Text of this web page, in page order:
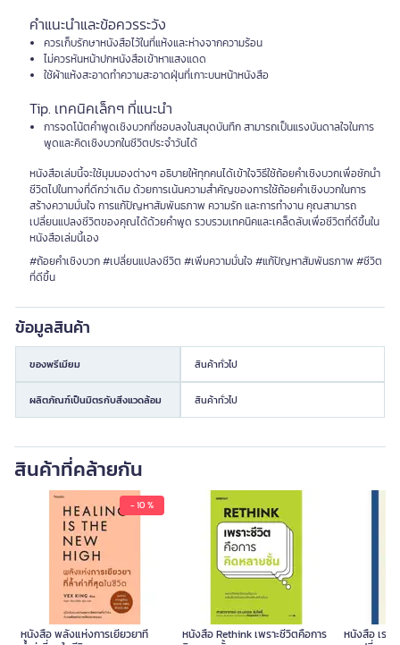
คำแนะนำและข้อควรระวัง
ควรเก็บรักษาหนังสือไว้ในที่แห้งและห่างจากความร้อน
ไม่ควรหันหน้าปกหนังสือเข้าหาแสงแดด
ใช้ผ้าแห้งสะอาดทำความสะอาดฝุ่นที่เกาะบนหน้าหนังสือ
Tip. เทคนิคเล็กๆ ที่แนะนำ
การจดโน้ตคำพูดเชิงบวกที่ชอบลงในสมุดบันทึก สามารถเป็นแรงบันดาลใจในการ
พูดและคิดเชิงบวกในชีวิตประจำวันได้
หนังสือเล่มนี้จะใช้มุมมองต่างๆ อธิบายให้ทุกคนได้เข้าใจวิธีใช้ถ้อยคำเชิงบวกเพื่อชักนำ
ชีวิตไปในทางที่ดีกว่าเดิม ด้วยการเน้นความสำคัญของการใช้ถ้อยคำเชิงบวกในการ
สร้างความมั่นใจ การแก้ปัญหาสัมพันธภาพ ความรัก และการทำงาน คุณสามารถ
เปลี่ยนแปลงชีวิตของคุณได้ด้วยคำพูด รวบรวมเทคนิคและเคล็ดลับเพื่อชีวิตที่ดีขึ้นใน
หนังสือเล่มนี้เอง
#ถ้อยคำเชิงบวก #เปลี่ยนแปลงชีวิต #เพิ่มความมั่นใจ #แก้ปัญหาสัมพันธภาพ #ชีวิต
ที่ดีขึ้น
ข้อมูลสินค้า
ของพรีเมียม สินค้าทั่วไป
ผลิตภัณฑ์เป็นมิตรกับสิ่งแวดล้อม สินค้าทั่วไป
สินค้าที่คล้ายกัน
- 10 %
หนังสือ พลังแห่งการเยียวยาที่
หนังสือ Rethink เพราะชีวิตคือการ
หนังสือ เรา